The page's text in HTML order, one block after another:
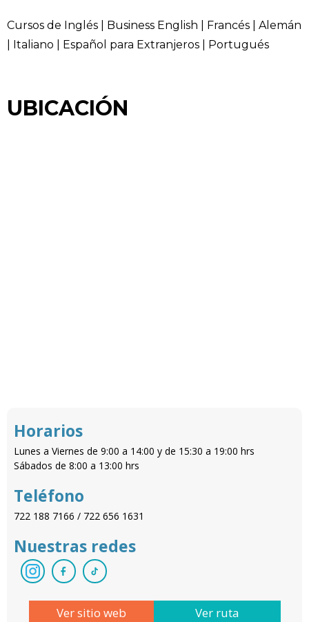
Cursos de Inglés | Business English | Francés | Alemán
| Italiano | Español para Extranjeros | Portugués
UBICACIÓN
Horarios
Lunes a Viernes de 9:00 a 14:00 y de 15:30 a 19:00 hrs
Sábados de 8:00 a 13:00 hrs
Teléfono
722 188 7166 / 722 656 1631
Nuestras redes
Ver sitio web Ver ruta